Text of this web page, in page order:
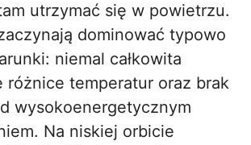
utrzymać się w powietrzu.
dominować typowo
niemal całkowita
różnice temperatur oraz brak
wysokoenergetycznym
Na niskiej orbicie